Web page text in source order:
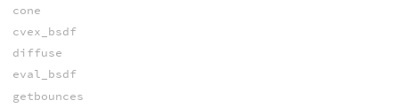
cone
cvex_bsdf
diffuse
eval_bsdf
getbounces